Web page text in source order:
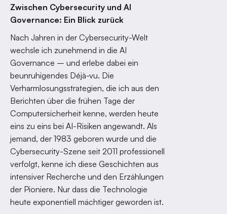
Zwischen Cybersecurity und AI
Governance: Ein Blick zurück
Nach Jahren in der Cybersecurity-Welt
wechsle ich zunehmend in die AI
Governance – und erlebe dabei ein
beunruhigendes Déjà-vu. Die
Verharmlosungsstrategien, die ich aus den
Berichten über die frühen Tage der
Computersicherheit kenne, werden heute
eins zu eins bei AI-Risiken angewandt. Als
jemand, der 1983 geboren wurde und die
Cybersecurity-Szene seit 2011 professionell
verfolgt, kenne ich diese Geschichten aus
intensiver Recherche und den Erzählungen
der Pioniere. Nur dass die Technologie
heute exponentiell mächtiger geworden ist.